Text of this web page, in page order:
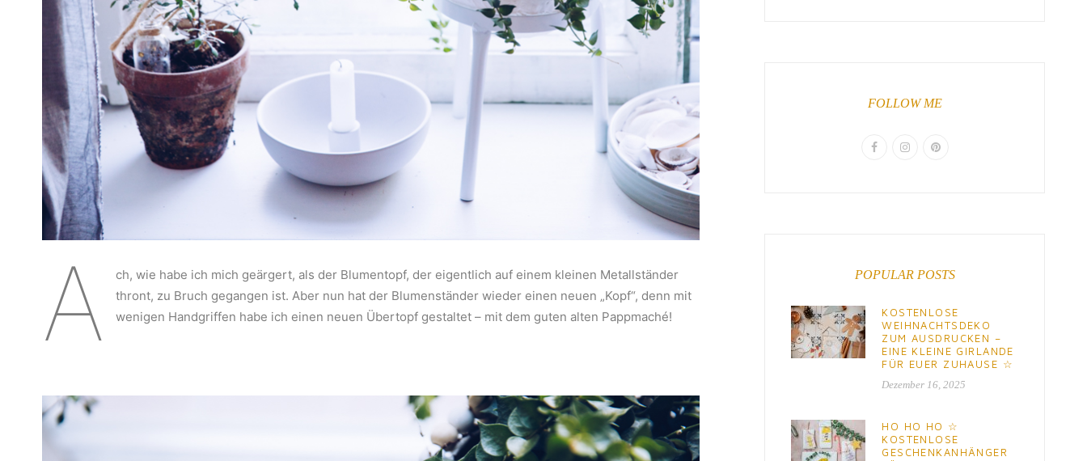
A
ch, wie habe ich mich geärgert, als der Blumentopf, der eigentlich auf einem kleinen Metallständer
thront, zu Bruch gegangen ist. Aber nun hat der Blumenständer wieder einen neuen „Kopf“, denn mit
wenigen Handgriffen habe ich einen neuen Übertopf gestaltet – mit dem guten alten Pappmaché!
FOLLOW ME
POPULAR POSTS
KOSTENLOSE
WEIHNACHTSDEKO
ZUM AUSDRUCKEN –
EINE KLEINE GIRLANDE
FÜR EUER ZUHAUSE ☆
Dezember 16, 2025
HO HO HO ☆
KOSTENLOSE
GESCHENKANHÄNGER